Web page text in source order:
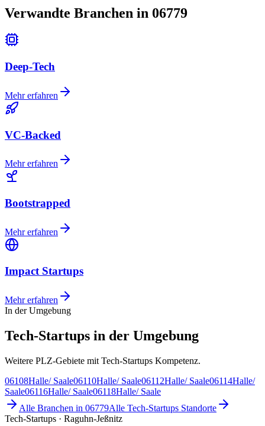
Verwandte Branchen in 06779
Deep-Tech
Mehr erfahren
VC-Backed
Mehr erfahren
Bootstrapped
Mehr erfahren
Impact Startups
Mehr erfahren
In der Umgebung
Tech-Startups in der Umgebung
Weitere PLZ-Gebiete mit Tech-Startups Kompetenz.
06108Halle/ Saale06110Halle/ Saale06112Halle/ Saale06114Halle/
Saale06116Halle/ Saale06118Halle/ Saale
Alle Branchen in 06779Alle Tech-Startups Standorte
Tech-Startups · Raguhn-Jeßnitz